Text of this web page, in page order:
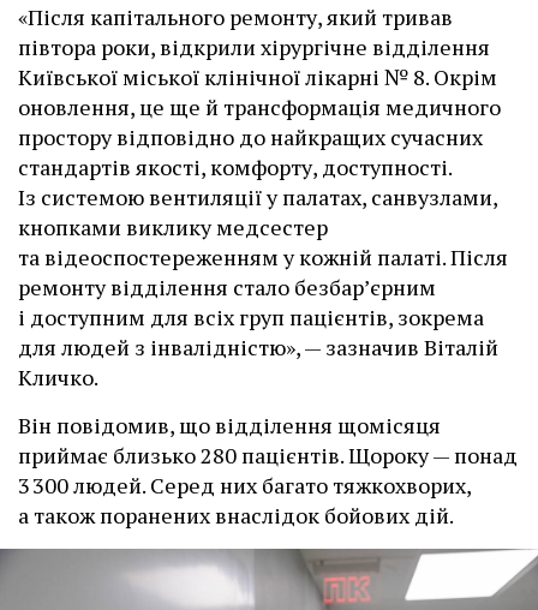
«Після капітального ремонту, який тривав
півтора роки, відкрили хірургічне відділення
Київської міської клінічної лікарні № 8. Окрім
оновлення, це ще й трансформація медичного
простору відповідно до найкращих сучасних
стандартів якості, комфорту, доступності.
Із системою вентиляції у палатах, санвузлами,
кнопками виклику медсестер
та відеоспостереженням у кожній палаті. Після
ремонту відділення стало безбар’єрним
і доступним для всіх груп пацієнтів, зокрема
для людей з інвалідністю», — зазначив Віталій
Кличко.
Він повідомив, що відділення щомісяця
приймає близько 280 пацієнтів. Щороку — понад
3 300 людей. Серед них багато тяжкохворих,
а також поранених внаслідок бойових дій.